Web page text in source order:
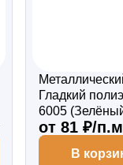
Гладкий
6005
1800*87*0,45
Прямой
от 81 ₽/п.м
В